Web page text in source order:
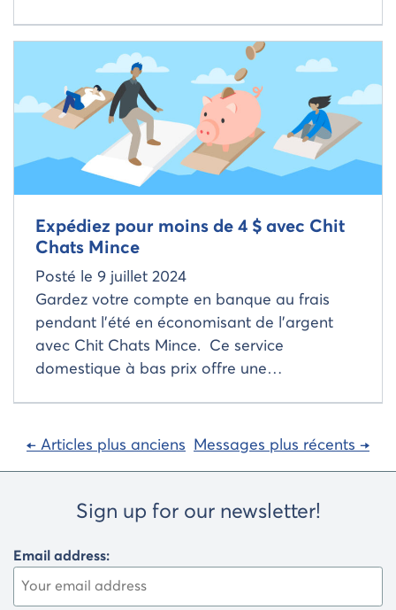
Expédiez pour moins de 4 $ avec Chit
Chats Mince
Posté le 9 juillet 2024
Gardez votre compte en banque au frais
pendant l’été en économisant de l’argent
avec Chit Chats Mince. Ce service
domestique à bas prix offre une…
Read more about
Navigation
dans
articles
← Articles plus anciens Messages plus récents →
Sign up for our newsletter!
Email address: